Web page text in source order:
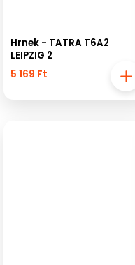
Hrnek - TATRA T6A2
LEIPZIG 2
5 169 Ft